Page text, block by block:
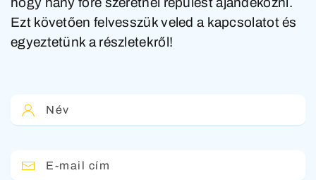
Ezt követően felvesszük veled a kapcsolatot és
egyeztetünk a részletekről!
Név
E-mail cím